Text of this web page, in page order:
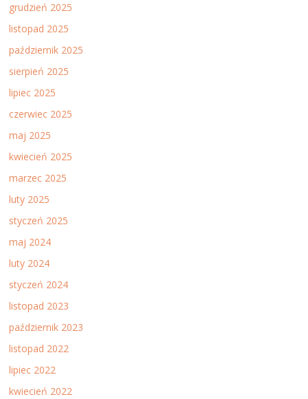
grudzień 2025
listopad 2025
październik 2025
sierpień 2025
lipiec 2025
czerwiec 2025
maj 2025
kwiecień 2025
marzec 2025
luty 2025
styczeń 2025
maj 2024
luty 2024
styczeń 2024
listopad 2023
październik 2023
listopad 2022
lipiec 2022
kwiecień 2022